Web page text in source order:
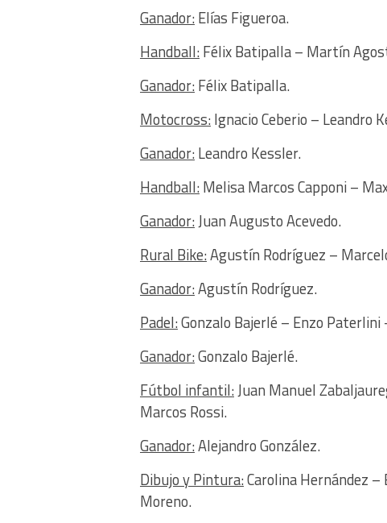
Ganador:Elías Figueroa.
Handball:Félix Batipalla – Martín
Ganador:Félix Batipalla.
Motocross:Ignacio Ceberio – Leandro
Ganador:Leandro Kessler.
Handball:Melisa Marcos Capponi –
Ganador:Juan Augusto Acevedo.
Rural Bike:Agustín Rodríguez –
Ganador:Agustín Rodríguez.
Padel:Gonzalo Bajerlé – Enzo Paterlini
Ganador:Gonzalo Bajerlé.
Fútbol infantil:Juan Manuel
Marcos Rossi.
Ganador:Alejandro González.
Dibujo y Pintura:Carolina Hernández
Moreno.